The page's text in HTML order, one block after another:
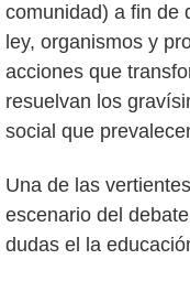
comunidad) a fin de
ley, organismos y
acciones que
resuelvan los
social que
Una de las
escenario del
dudas el la